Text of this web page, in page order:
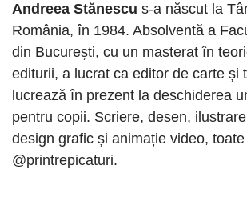
Andreea Stănescu s-a născut la
România, în 1984. Absolventă a
din București, cu un masterat în
editurii, a lucrat ca editor de carte și
lucrează în prezent la deschiderea
pentru copii. Scriere, desen,
design grafic și animație video, toate
@printrepicaturi.